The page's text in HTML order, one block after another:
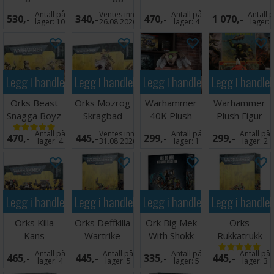
530,- Antall på
lager: 10 340,-Ventes inn
26.08.2026
Snazzwagon
470,- Antall på
lager:4 1 070,- Antall
lager:
Legg i handlekurven
Orks Beast
Snagga Boyz
470,- Antall på
lager:4
Legg i handlekurven
Orks Mozrog
Skragbad
445,-Ventes inn
31.08.2026
Legg i handlekurven
Warhammer
40K Plush
Figur Necron
Scarab
299,- Antall på
lager:1
Legg i
Warhammer
Plush Figur
Gnasha-Squig
299,- Antall på
lager:2
Legg i handlekurven
Orks Killa
Kans
465,- Antall på
lager:4
Legg i handlekurven
Orks Deffkilla
Wartrike
445,- Antall på
lager:5
Legg i handlekurven
Ork Big Mek
With Shokk
Attack Gun
335,- Antall på
lager:5
Legg i
Orks
Rukkatrukk
Squigbuggy
445,- Antall på
lager:3